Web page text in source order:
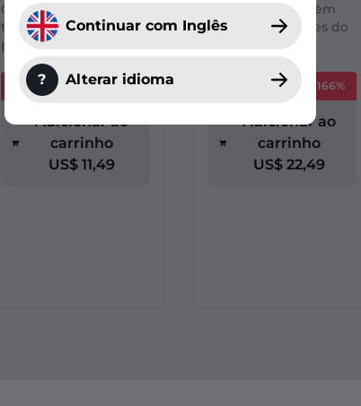
Continuar com Inglês
? Alterar idioma
O conjunto contém
todos os 5 emotes do
pacote.
Você economiza -226%
Adicionar ao
carrinho
US$ 11,49
O conjunto contém
todos os 8 emotes do
Você economiza -166%
Adicionar ao
carrinho
US$ 22,49